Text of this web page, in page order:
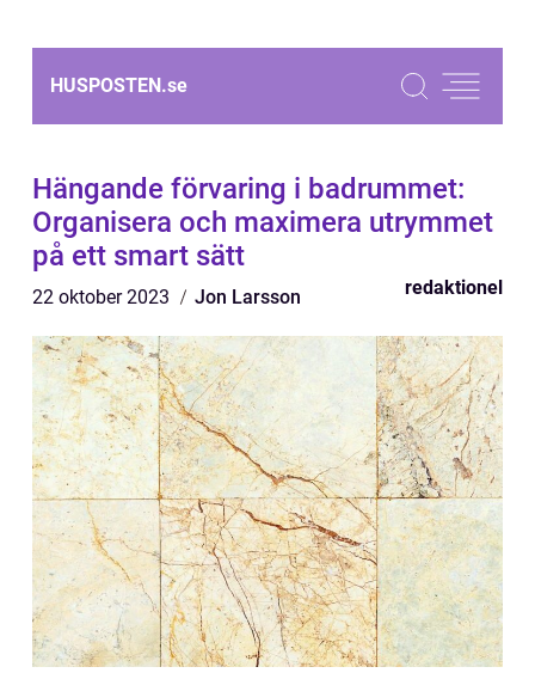
HUSPOSTEN.se
Hängande förvaring i badrummet:
Organisera och maximera utrymmet
på ett smart sätt
22 oktober 2023 Jon Larsson redaktionel